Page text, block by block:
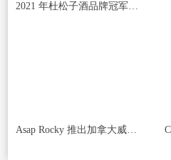
2021 年杜松子酒品牌冠军：Gordon's
Asap Rocky 推出加拿大威士忌品牌